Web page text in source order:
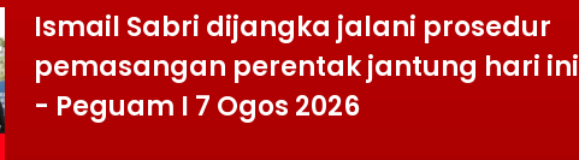
Ismail Sabri dijangka jalani prosedur
pemasangan perentak jantung hari ini
- Peguam I 7 Ogos 2026